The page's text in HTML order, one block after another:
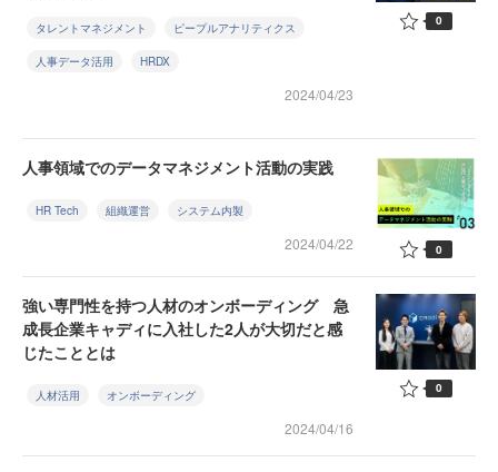
タレントマネジメント ピープルアナリティクス
人事データ活用 HRDX
2024/04/23
0
人事領域でのデータマネジメント活動の実践
HR Tech 組織運営 システム内製
2024/04/22 0
強い専門性を持つ人材のオンボーディング 急
成長企業キャディに入社した2人が大切だと感
じたこととは
人材活用 オンボーディング
2024/04/16
0